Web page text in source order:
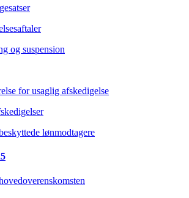
og suspension
for usaglig afskedigelse
lønmodtagere